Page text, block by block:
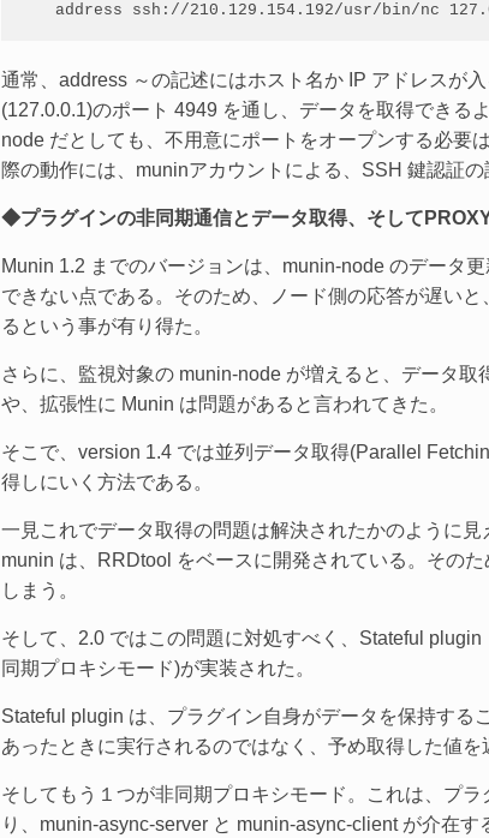
address ssh://210.129.154.192/usr/bin/nc
通常、address ～の記述にはホスト名か IP アドレスが
(127.0.0.1)のポート 4949 を通し、データを取得できる
node だとしても、不用意にポートをオープンする必要
際の動作には、muninアカウントによる、SSH 鍵認証の
◆プラグインの非同期通信とデータ取得、そして
Munin 1.2 までのバージョンは、munin-node のデータ
できない点である。そのため、ノード側の応答が遅い
るという事が有り得た。
さらに、監視対象の munin-node が増えると、データ
や、拡張性に Munin は問題があると言われてきた。
そこで、version 1.4 では並列データ取得(Parallel
得しにいく方法である。
一見これでデータ取得の問題は解決されたかのように
munin は、RRDtool をベースに開発されている。その
しまう。
そして、2.0 ではこの問題に対処すべく、Stateful
同期プロキシモード)が実装された。
Stateful plugin は、プラグイン自身がデータを保持する
あったときに実行されるのではなく、予め取得した値
そしてもう１つが非同期プロキシモード。これは、プ
り、munin-async-server と munin-async-client が介在す